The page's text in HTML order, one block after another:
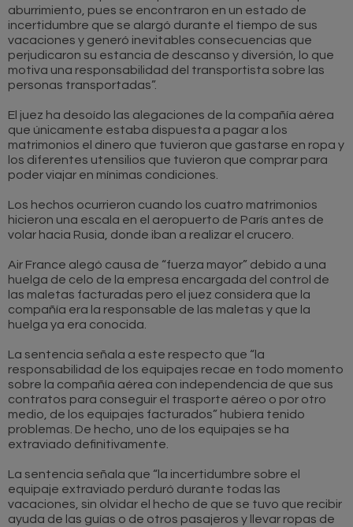
aburrimiento, pues se encontraron en un estado de
incertidumbre que se alargó durante el tiempo de sus
vacaciones y generó inevitables consecuencias que
perjudicaron su estancia de descanso y diversión, lo que
motiva una responsabilidad del transportista sobre las
personas transportadas”.
El juez ha desoído las alegaciones de la compañía aérea
que únicamente estaba dispuesta a pagar a los
matrimonios el dinero que tuvieron que gastarse en ropa y
los diferentes utensilios que tuvieron que comprar para
poder viajar en mínimas condiciones.
Los hechos ocurrieron cuando los cuatro matrimonios
hicieron una escala en el aeropuerto de París antes de
volar hacia Rusia, donde iban a realizar el crucero.
Air France alegó causa de “fuerza mayor” debido a una
huelga de celo de la empresa encargada del control de
las maletas facturadas pero el juez considera que la
compañía era la responsable de las maletas y que la
huelga ya era conocida.
La sentencia señala a este respecto que “la
responsabilidad de los equipajes recae en todo momento
sobre la compañía aérea con independencia de que sus
contratos para conseguir el trasporte aéreo o por otro
medio, de los equipajes facturados” hubiera tenido
problemas. De hecho, uno de los equipajes se ha
extraviado definitivamente.
La sentencia señala que “la incertidumbre sobre el
equipaje extraviado perduró durante todas las
vacaciones, sin olvidar el hecho de que se tuvo que recibir
ayuda de las guías o de otros pasajeros y llevar ropas de